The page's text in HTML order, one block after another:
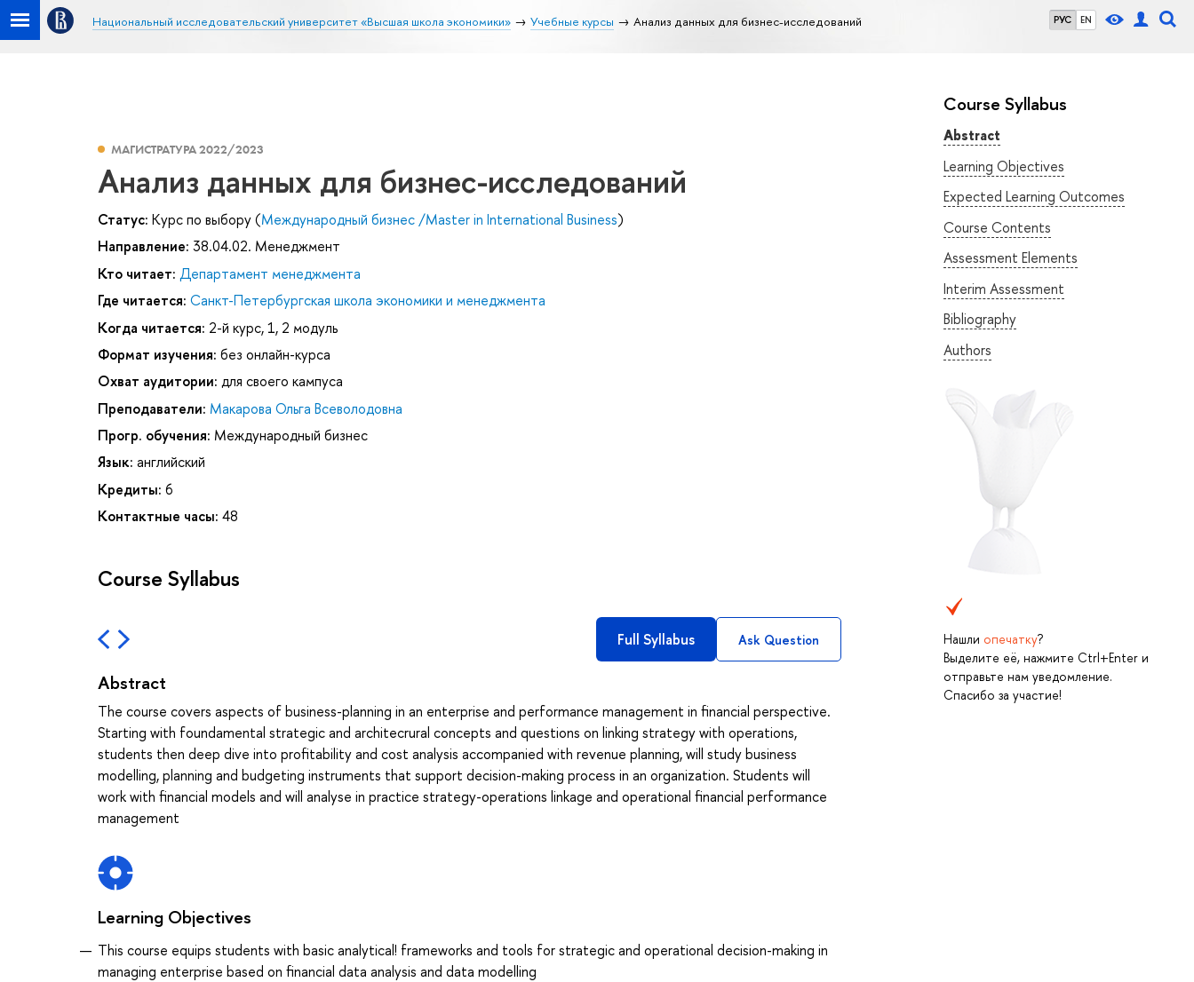
РУС EN
Национальный исследовательский университет «Высшая школа экономики» Учебные курсы Анализ данных для бизнес-исследований
Course Syllabus
Abstract
Learning Objectives
Expected Learning Outcomes
Course Contents
Assessment Elements
Interim Assessment
Bibliography
Authors
Нашли опечатку?
Выделите её, нажмите Ctrl+Enter и
отправьте нам уведомление.
Спасибо за участие!
МАГИСТРАТУРА 2022/2023
Анализ данных для бизнес-исследований
Статус: Курс по выбору (Международный бизнес /Master in International Business)
Направление: 38.04.02. Менеджмент
Кто читает: Департамент менеджмента
Где читается: Санкт-Петербургская школа экономики и менеджмента
Когда читается: 2-й курс, 1, 2 модуль
Формат изучения: без онлайн-курса
Охват аудитории: для своего кампуса
Преподаватели: Макарова Ольга Всеволодовна
Прогр. обучения: Международный бизнес
Язык: английский
Кредиты: 6
Контактные часы: 48
Course Syllabus
Full Syllabus Ask Question
Abstract
The course covers aspects of business-planning in an enterprise and performance management in financial perspective.
Starting with foundamental strategic and architecrural concepts and questions on linking strategy with operations,
students then deep dive into profitability and cost analysis accompanied with revenue planning, will study business
modelling, planning and budgeting instruments that support decision-making process in an organization. Students will
work with financial models and will analyse in practice strategy-operations linkage and operational financial performance
management
Learning Objectives
This course equips students with basic analytical! frameworks and tools for strategic and operational decision-making in
managing enterprise based on financial data analysis and data modelling